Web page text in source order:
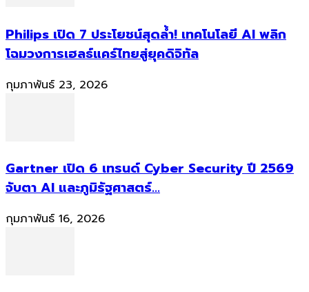
Philips เปิด 7 ประโยชน์สุดล้ำ! เทคโนโลยี AI พลิก
โฉมวงการเฮลธ์แคร์ไทยสู่ยุคดิจิทัล
กุมภาพันธ์ 23, 2026
Gartner เปิด 6 เทรนด์ Cyber Security ปี 2569
จับตา AI และภูมิรัฐศาสตร์...
กุมภาพันธ์ 16, 2026